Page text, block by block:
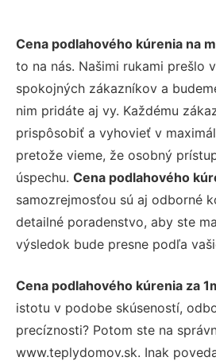
Cena podlahového kúrenia na
to na nás. Našimi rukami prešlo
spokojných zákazníkov a
nim pridáte aj vy. Každému
prispôsobiť a vyhovieť v
pretože vieme, že osobný
úspechu. Cena podlahového
samozrejmosťou sú aj odborné
detailné poradenstvo, aby ste
výsledok bude presne podľa
Cena podlahového kúrenia za
istotu v podobe skúseností,
precíznosti? Potom ste na
www.teplydomov.sk. Inak